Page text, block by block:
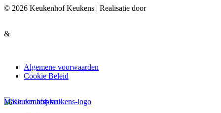
© 2026 Keukenhof Keukens | Realisatie door
&
Algemene voorwaarden
Cookie Beleid
Maak een afspraak